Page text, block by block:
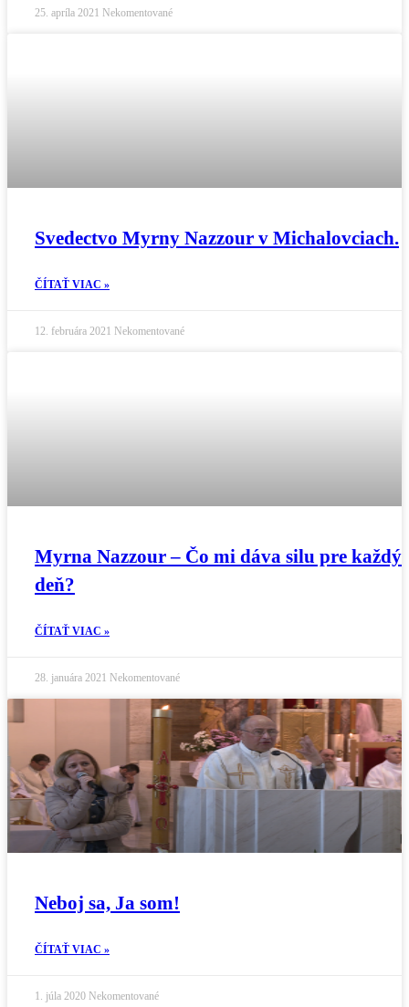
25. apríla 2021 Nekomentované
Svedectvo Myrny Nazzour v Michalovciach.
ČÍTAŤ VIAC »
12. februára 2021 Nekomentované
Myrna Nazzour – Čo mi dáva silu pre každý
deň?
ČÍTAŤ VIAC »
28. januára 2021 Nekomentované
Neboj sa, Ja som!
ČÍTAŤ VIAC »
1. júla 2020 Nekomentované